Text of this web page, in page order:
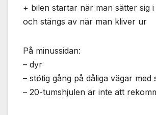
+ bilen startar när man sätter sig
och stängs av när man kliver ur
På minussidan:
– dyr
– stötig gång på dåliga vägar med
– 20-tumshjulen är inte att